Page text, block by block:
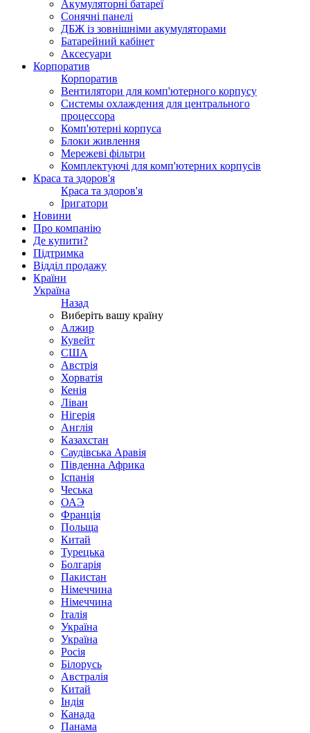
Акумуляторні батареї
Сонячні панелі
ДБЖ із зовнішніми акумуляторами
Батарейний кабінет
Аксесуари
Корпоратив
Корпоратив
Вентилятори для комп'ютерного корпусу
Системы охлаждения для центрального
процессора
Комп'ютерні корпуса
Блоки живлення
Мережеві фільтри
Комплектуючі для комп'ютерних корпусів
Краса та здоров'я
Краса та здоров'я
Іригатори
Новини
Про компанію
Де купити?
Підтримка
Відділ продажу
Країни
Україна
Назад
Виберіть вашу країну
Алжир
Кувейт
США
Австрія
Хорватія
Кенія
Ліван
Нігерія
Англія
Казахстан
Саудівська Аравія
Південна Африка
Іспанія
Чеська
ОАЭ
Франція
Польща
Китай
Турецька
Болгарія
Пакистан
Німеччина
Німеччина
Італія
Україна
Україна
Росія
Білорусь
Австралія
Китай
Індія
Канада
Панама